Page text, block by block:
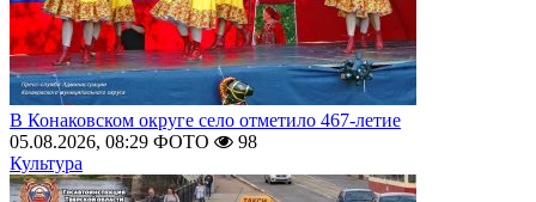
В Конаковском округе село отметило 467-летие
05.08.2026, 08:29 ФОТО
98
Культура